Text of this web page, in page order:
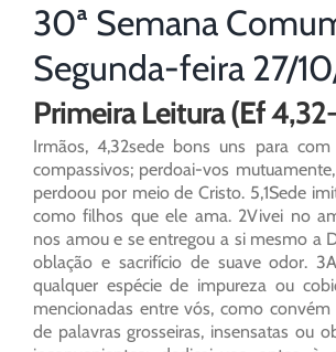
30ª Semana
Segunda-feira 27/
Primeira Leitura (Ef
Irmãos, 4,32sede bons uns para
compassivos; perdoai-vos
perdoou por meio de Cristo. 5,1Sede
como filhos que ele ama. 2Vivei no
nos amou e se entregou a si mesmo a
oblação e sacrifício de suave odor.
qualquer espécie de impureza ou
mencionadas entre vós, como
de palavras grosseiras, insensatas ou